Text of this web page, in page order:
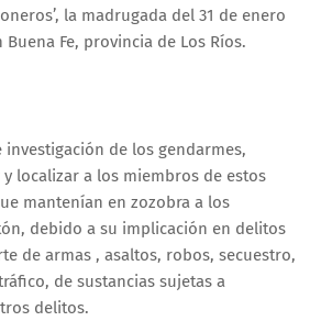
la madrugada del 31 de enero
Buena Fe, provincia de Los Ríos.
investigación de los gendarmes,
localizar a los miembros de estos
mantenían en zozobra a los
debido a su implicación en delitos
de armas , asaltos, robos, secuestro,
de sustancias sujetas a
delitos.